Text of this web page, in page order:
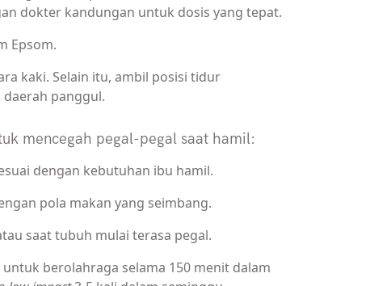
dokter kandungan untuk dosis yang tepat.
Epsom.
kaki. Selain itu, ambil posisi tidur
panggul.
mencegah pegal-pegal saat hamil:
dengan kebutuhan ibu hamil.
pola makan yang seimbang.
saat tubuh mulai terasa pegal.
berolahraga selama 150 menit dalam